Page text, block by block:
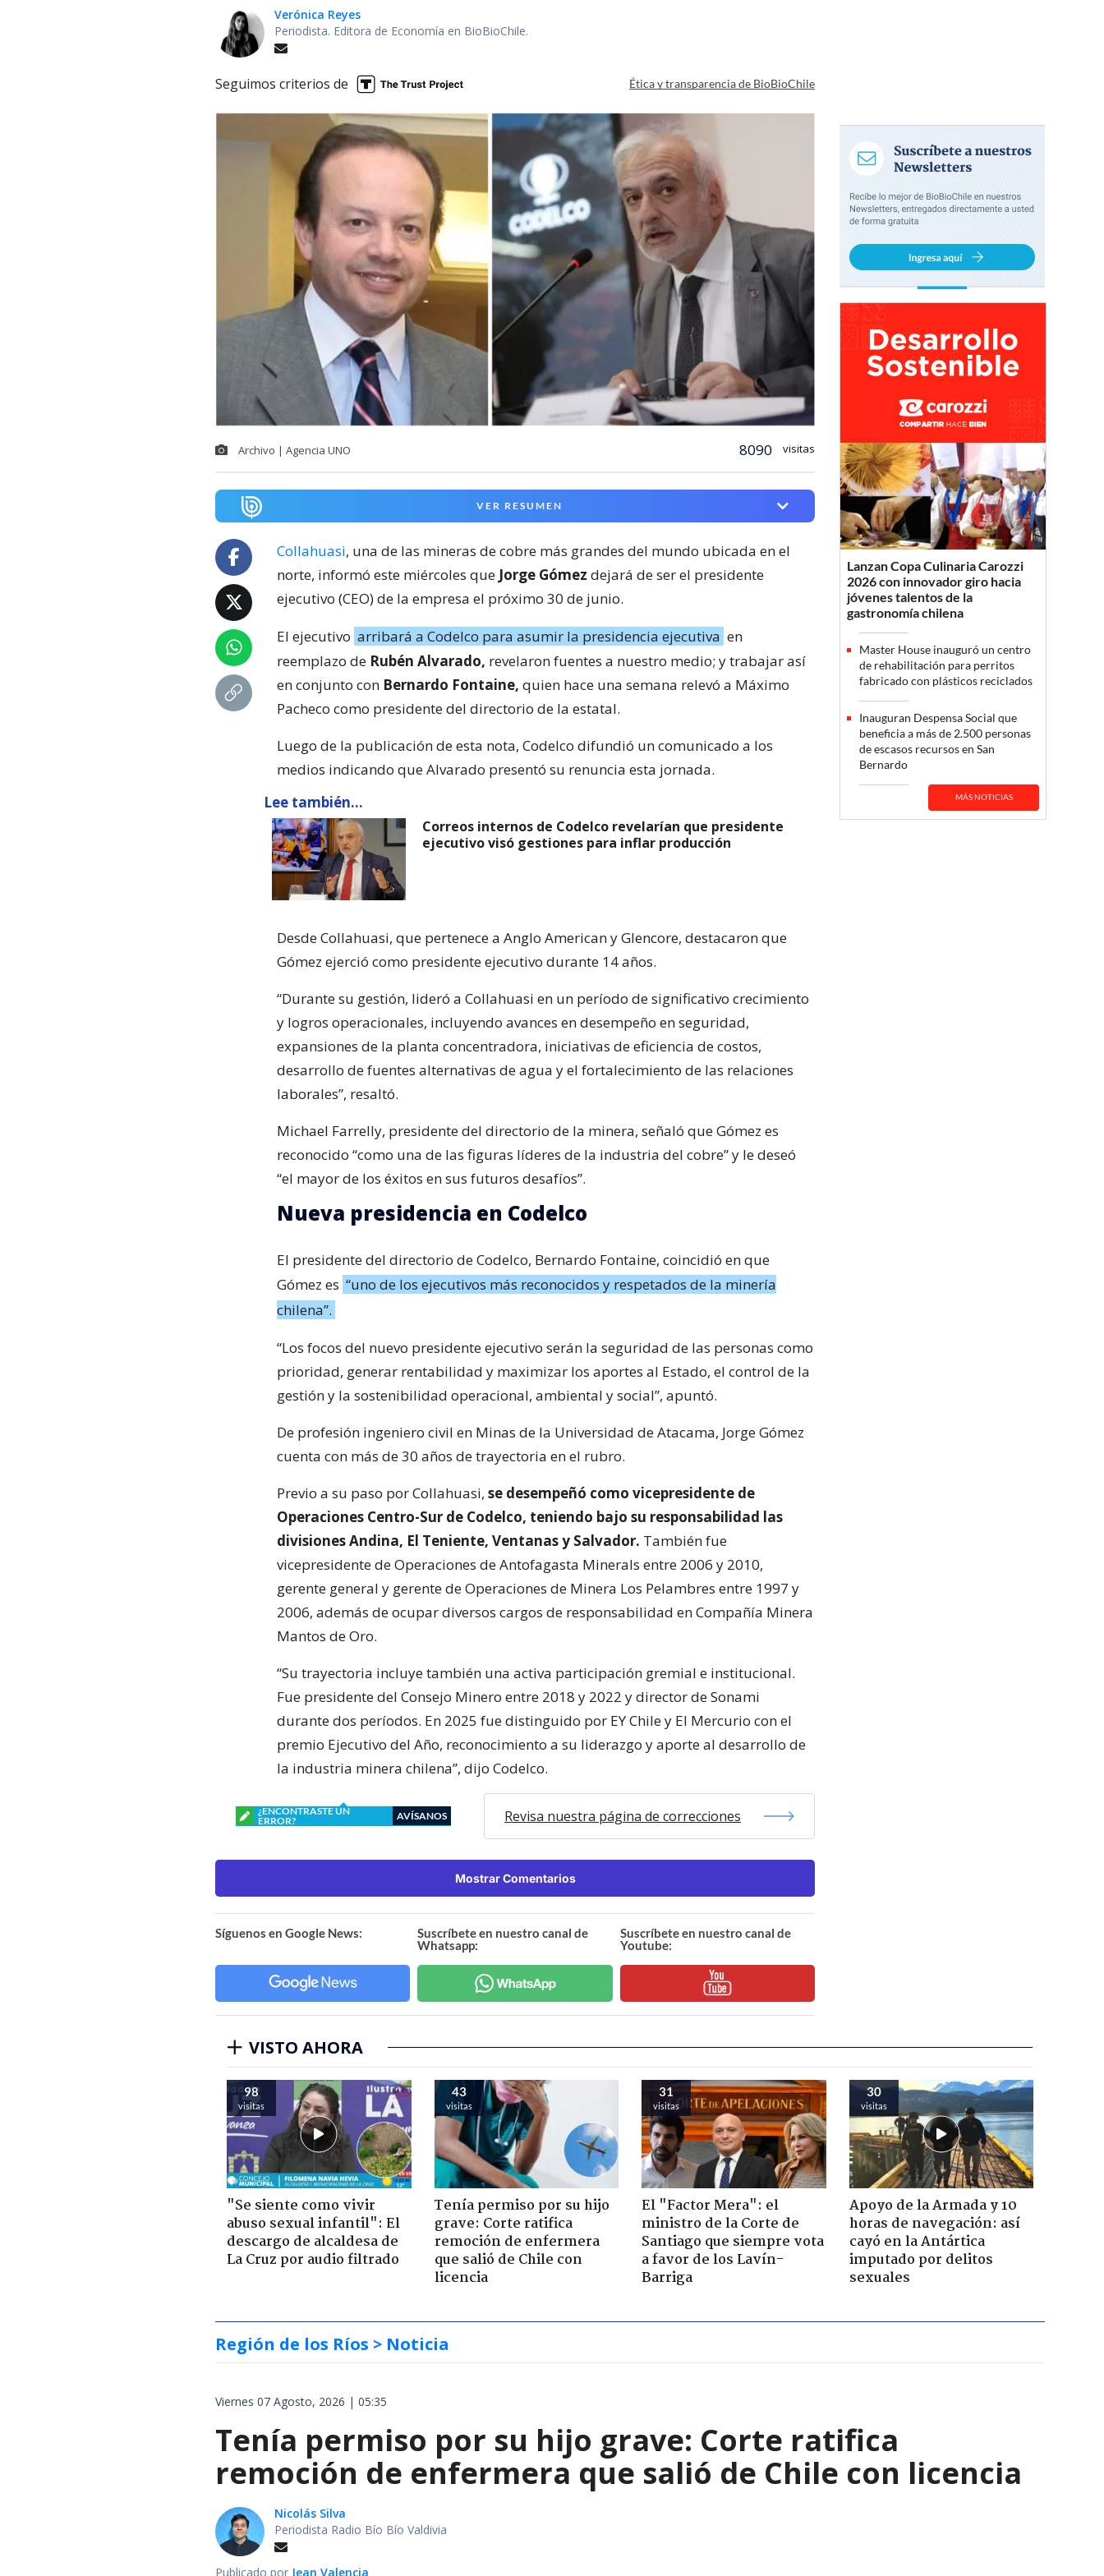
Verónica Reyes
Periodista. Editora de Economía en BioBioChile.
Seguimos criterios de Ética y transparencia de BioBioChile
Archivo | Agencia UNO 8090 visitas
VER RESUMEN
Collahuasi, una de las mineras de cobre más grandes del mundo ubicada en el
norte, informó este miércoles que Jorge Gómez dejará de ser el presidente
ejecutivo (CEO) de la empresa el próximo 30 de junio.
El ejecutivo arribará a Codelco para asumir la presidencia ejecutiva en
reemplazo de Rubén Alvarado, revelaron fuentes a nuestro medio; y trabajar así
en conjunto con Bernardo Fontaine, quien hace una semana relevó a Máximo
Pacheco como presidente del directorio de la estatal.
Luego de la publicación de esta nota, Codelco difundió un comunicado a los
medios indicando que Alvarado presentó su renuncia esta jornada.
Lee también...
Correos internos de Codelco revelarían que presidente
ejecutivo visó gestiones para inflar producción
Desde Collahuasi, que pertenece a Anglo American y Glencore, destacaron que
Gómez ejerció como presidente ejecutivo durante 14 años.
“Durante su gestión, lideró a Collahuasi en un período de significativo crecimiento
y logros operacionales, incluyendo avances en desempeño en seguridad,
expansiones de la planta concentradora, iniciativas de eficiencia de costos,
desarrollo de fuentes alternativas de agua y el fortalecimiento de las relaciones
laborales”, resaltó.
Michael Farrelly, presidente del directorio de la minera, señaló que Gómez es
reconocido “como una de las figuras líderes de la industria del cobre” y le deseó
“el mayor de los éxitos en sus futuros desafíos”.
Nueva presidencia en Codelco
El presidente del directorio de Codelco, Bernardo Fontaine, coincidió en que
Gómez es “uno de los ejecutivos más reconocidos y respetados de la minería
chilena”.
“Los focos del nuevo presidente ejecutivo serán la seguridad de las personas como
prioridad, generar rentabilidad y maximizar los aportes al Estado, el control de la
gestión y la sostenibilidad operacional, ambiental y social”, apuntó.
De profesión ingeniero civil en Minas de la Universidad de Atacama, Jorge Gómez
cuenta con más de 30 años de trayectoria en el rubro.
Previo a su paso por Collahuasi, se desempeñó como vicepresidente de
Operaciones Centro-Sur de Codelco, teniendo bajo su responsabilidad las
divisiones Andina, El Teniente, Ventanas y Salvador. También fue
vicepresidente de Operaciones de Antofagasta Minerals entre 2006 y 2010,
gerente general y gerente de Operaciones de Minera Los Pelambres entre 1997 y
2006, además de ocupar diversos cargos de responsabilidad en Compañía Minera
Mantos de Oro.
“Su trayectoria incluye también una activa participación gremial e institucional.
Fue presidente del Consejo Minero entre 2018 y 2022 y director de Sonami
durante dos períodos. En 2025 fue distinguido por EY Chile y El Mercurio con el
premio Ejecutivo del Año, reconocimiento a su liderazgo y aporte al desarrollo de
la industria minera chilena”, dijo Codelco.
¿ENCONTRASTE UN
ERROR?
AVÍSANOS Revisa nuestra página de correcciones
Mostrar Comentarios
Síguenos en Google News:
Suscríbete en nuestro canal de
Whatsapp:
Suscríbete en nuestro canal de
Youtube:
Lanzan Copa Culinaria Carozzi
2026 con innovador giro hacia
jóvenes talentos de la
gastronomía chilena
Master House inauguró un centro
de rehabilitación para perritos
fabricado con plásticos reciclados
Inauguran Despensa Social que
beneficia a más de 2.500 personas
de escasos recursos en San
Bernardo
MÁS NOTICIAS
VISTO AHORA
98
visitas
"Se siente como vivir
abuso sexual infantil": El
descargo de alcaldesa de
La Cruz por audio filtrado
43
visitas
Tenía permiso por su hijo
grave: Corte ratifica
remoción de enfermera
que salió de Chile con
licencia
31
visitas
El "Factor Mera": el
ministro de la Corte de
Santiago que siempre vota
a favor de los Lavín-
Barriga
30
visitas
Apoyo de la Armada y 10
horas de navegación: así
cayó en la Antártica
imputado por delitos
sexuales
Región de los Ríos > Noticia
Viernes 07 Agosto, 2026 | 05:35
Tenía permiso por su hijo grave: Corte ratifica
remoción de enfermera que salió de Chile con licencia
Nicolás Silva
Periodista Radio Bío Bío Valdivia
Publicado por Jean Valencia